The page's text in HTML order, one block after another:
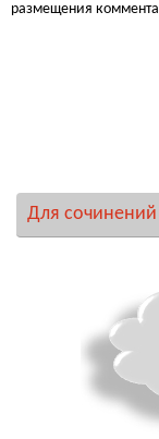
размещения
Для